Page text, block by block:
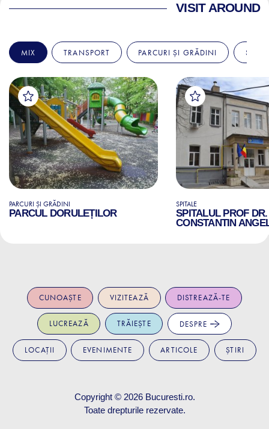
VISIT AROUND
MIX TRANSPORT PARCURI ȘI GRĂDINI
PARCURI ȘI GRĂDINI
PARCUL DORULEȚILOR
SPITALE
SPITALUL PROF DR.
CONSTANTIN
CUNOAȘTE VIZITEAZĂ DISTREAZĂ-TE
LUCREAZĂ TRĂIEȘTE DESPRE
LOCAȚII EVENIMENTE ARTICOLE ȘTIRI
Copyright © 2026 Bucuresti.ro.
Toate drepturile rezervate.